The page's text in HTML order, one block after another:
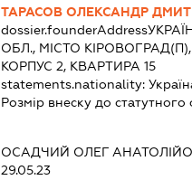
ТАРАСОВ ОЛЕКСАНДР
dossier.founderAddress
ОБЛ., МІСТО
КОРПУС 2, КВАРТИРА 15
statements.nationality:
Розмір внеску до
ОСАДЧИЙ ОЛЕГ
29.05.23